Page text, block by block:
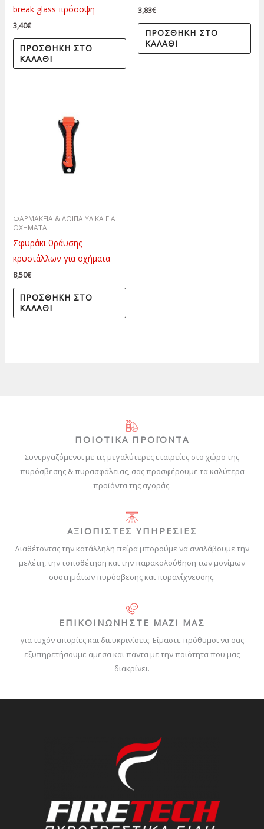
break glass πρόσοψη
3,40€
ΠΡΟΣΘΉΚΗ ΣΤΟ
ΚΑΛΆΘΙ
3,83€
ΠΡΟΣΘΉΚΗ ΣΤΟ
ΚΑΛΆΘΙ
ΦΑΡΜΑΚΕΙΑ & ΛΟΙΠΑ ΥΛΙΚΑ ΓΙΑ
ΟΧΗΜΑΤΑ
Σφυράκι θράυσης
κρυστάλλων για οχήματα
8,50€
ΠΡΟΣΘΉΚΗ ΣΤΟ
ΚΑΛΆΘΙ
ΠΟΙΟΤΙΚΑ ΠΡΟΪΟΝΤΑ
Συνεργαζόμενοι με τις μεγαλύτερες εταιρείες στο χώρο της
πυρόσβεσης & πυρασφάλειας, σας προσφέρουμε τα καλύτερα
προϊόντα της αγοράς.
ΑΞΙΟΠΙΣΤΕΣ ΥΠΗΡΕΣΙΕΣ
Διαθέτοντας την κατάλληλη πείρα μπορούμε να αναλάβουμε την
μελέτη, την τοποθέτηση και την παρακολούθηση των μονίμων
συστημάτων πυρόσβεσης και πυρανίχνευσης.
ΕΠΙΚΟΙΝΩΝΗΣΤΕ ΜΑΖΙ ΜΑΣ
για τυχόν απορίες και διευκρινίσεις. Είμαστε πρόθυμοι να σας
εξυπηρετήσουμε άμεσα και πάντα με την ποιότητα που μας
διακρίνει.